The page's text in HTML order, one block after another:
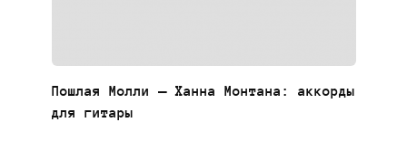
Пошлая Молли — Ханна Монтана: аккорды
для гитары